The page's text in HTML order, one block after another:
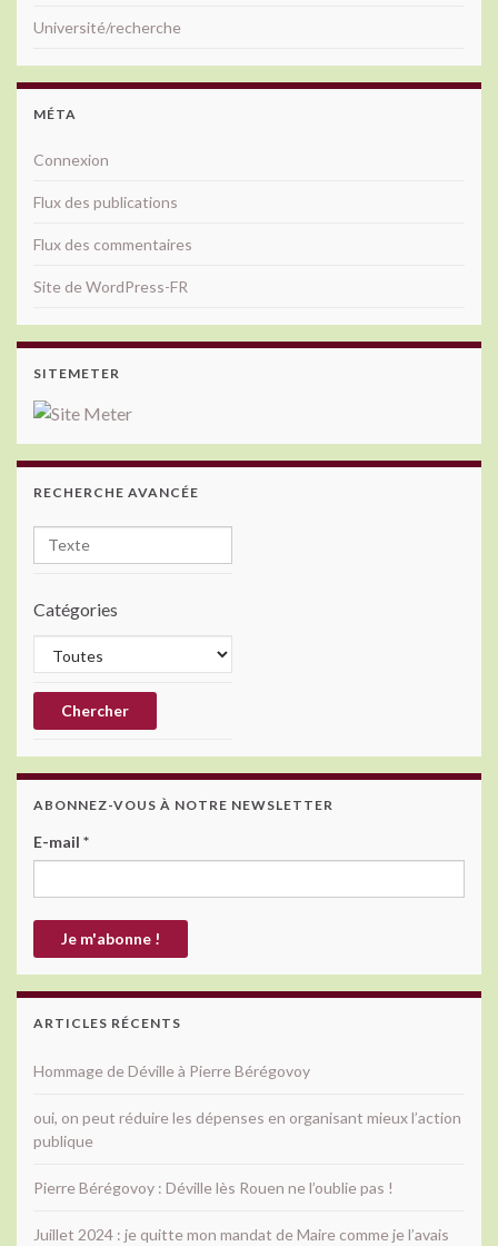
Université/recherche
MÉTA
Connexion
Flux des publications
Flux des commentaires
Site de WordPress-FR
SITEMETER
RECHERCHE AVANCÉE
Catégories
ABONNEZ-VOUS À NOTRE NEWSLETTER
E-mail *
ARTICLES RÉCENTS
Hommage de Déville à Pierre Bérégovoy
oui, on peut réduire les dépenses en organisant mieux l’action
publique
Pierre Bérégovoy : Déville lès Rouen ne l’oublie pas !
Juillet 2024 : je quitte mon mandat de Maire comme je l’avais